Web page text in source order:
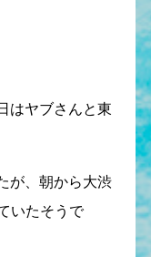
はヤブさんと東
が、朝から大渋
いたそうで